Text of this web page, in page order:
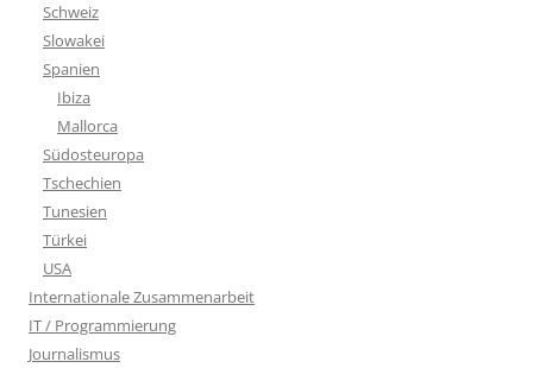
Schweiz
Slowakei
Spanien
Ibiza
Mallorca
Südosteuropa
Tschechien
Tunesien
Türkei
USA
Internationale Zusammenarbeit
IT / Programmierung
Journalismus